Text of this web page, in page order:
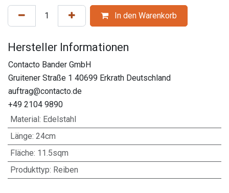
In den Warenkorb
Hersteller Informationen
Contacto Bander GmbH
Gruitener Straße 1 40699 Erkrath Deutschland
auftrag@contacto.de
+49 2104 9890
Material : Edelstahl
Länge: 24cm
Fläche: 11.5sqm
Produkttyp: Reiben